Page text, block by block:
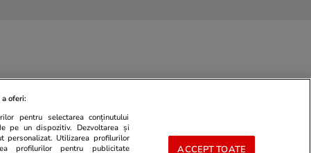
oferi:
pentru selectarea conținutului
pe un dispozitiv. Dezvoltarea și
personalizat. Utilizarea profilurilor
profilurilor pentru publicitate
ACCEPT TOATE